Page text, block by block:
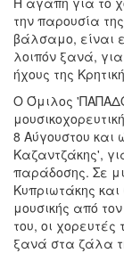
την παρουσία
βάλσαμο, είναι
λοιπόν ξανά,
ήχους της
Ο Όμιλος
8 Αύγουστου και
Καζαντζάκης',
παράδοσης. Σε
Κυπριωτάκης και
μουσικής από
του, οι
ξανά στα ζάλα